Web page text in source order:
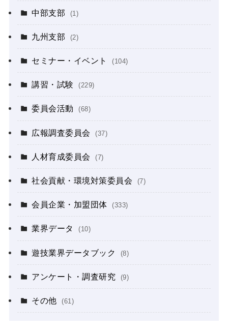
中部支部 (1)
九州支部 (2)
セミナー・イベント (104)
講習・試験 (229)
委員会活動 (68)
広報調査委員会 (37)
人材育成委員会 (7)
社会貢献・環境対策委員会 (7)
会員企業・加盟団体 (333)
業界データ (10)
遊技業界データブック (8)
アンケート・調査研究 (9)
その他 (61)